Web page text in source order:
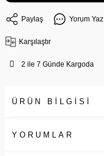
Paylaş Yorum Yaz
Karşılaştır
2 ile 7 Günde Kargoda
ÜRÜN BİLGİSİ
YORUMLAR